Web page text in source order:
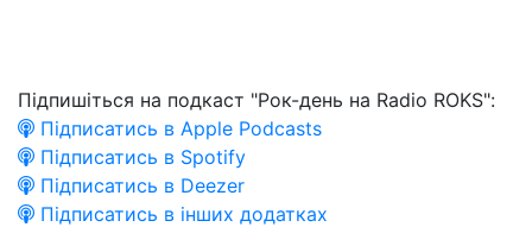
Підпишіться на подкаст "Рок-день на Radio ROKS":
Підписатись в Apple Podcasts
Підписатись в Spotify
Підписатись в Deezer
Підписатись в інших додатках